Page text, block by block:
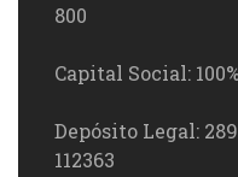
800
Capital Social:
Depósito Legal:
112363